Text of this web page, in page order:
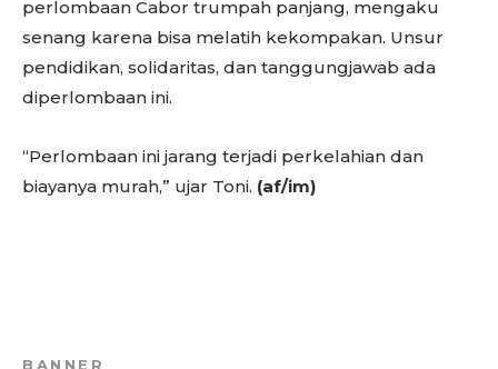
perlombaan Cabor trumpah panjang, mengaku
senang karena bisa melatih kekompakan. Unsur
pendidikan, solidaritas, dan tanggungjawab ada
diperlombaan ini.
“Perlombaan ini jarang terjadi perkelahian dan
biayanya murah,” ujar Toni. (af/im)
BANNER